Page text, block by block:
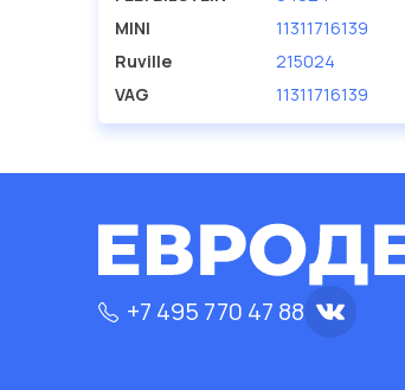
MINI
11311716139
Ruville
215024
VAG
11311716139
+7 495 770 47 88